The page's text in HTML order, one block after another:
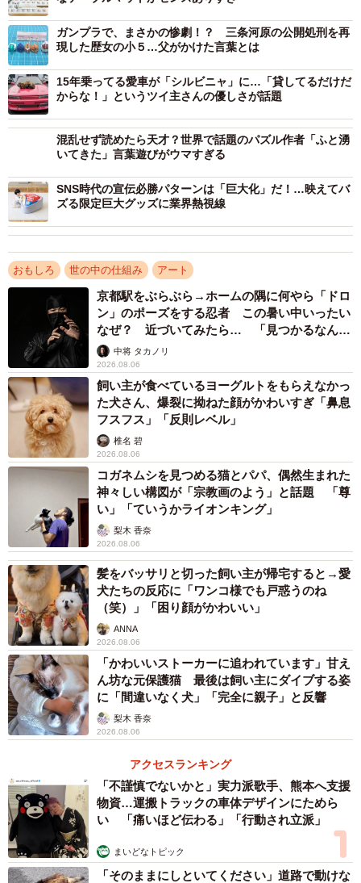
シルバニア大使さん提供
シルバニア大使さん提供
4/16
シルバニア大使さん提供
これには共感する意見でリプ欄があふれかえっていた。
「これ元職場！！笑」
「２つ前の職場がまさにこれ。1年で無事離脱できてよかっ
た」
「人材畑出身ですが、全て合ってます」
「修羅場ニアファミリー」
さらに、ブラックな求人フレーズとして「休日は職場の仲
間達とBBQ！(休日に転職活動をさせない)」「経験豊富なベ
テランが支えます！(厳しすぎて若手が殆どいない)」などと
実体験？をもとにフレーズが追加され盛り上がっていた。
ガンプラで、まさかの惨劇！？ 三条河原の公開処刑を再
現した歴女の小５…父がかけた言葉とは
15年乗ってる愛車が「シルビニャ」に…「貸してるだけだ
からな！」というツイ主さんの優しさが話題
混乱せず読めたら天才？世界で話題のパズル作者「ふと湧
いてきた」言葉遊びがウマすぎる
SNS時代の宣伝必勝パターンは「巨大化」だ！…映えてバ
ズる限定巨大グッズに業界熱視線
おもしろ 世の中の仕組み アート
京都駅をぶらぶら→ホームの隅に何やら「ドロ
ン」のポーズをする忍者 この暑い中いったい
なぜ？ 近づいてみたら… 「見つかるなんて
未熟」中将 タカノリ
2026.08.06
飼い主が食べているヨーグルトをもらえなかっ
た犬さん、爆裂に拗ねた顔がかわいすぎ「鼻息
フスフス」「反則レベル」
椎名 碧
2026.08.06
コガネムシを見つめる猫とパパ、偶然生まれた
神々しい構図が「宗教画のよう」と話題 「尊
い」「ていうかライオンキング」
梨木 香奈
2026.08.06
髪をバッサリと切った飼い主が帰宅すると→愛
犬たちの反応に「ワンコ様でも戸惑うのね
（笑）」「困り顔がかわいい」
ANNA
2026.08.06
「かわいいストーカーに追われています」甘え
ん坊な元保護猫 最後は飼い主にダイブする姿
に「間違いなく犬」「完全に親子」と反響
梨木 香奈
2026.08.06
アクセスランキング
「不謹慎でないかと」実力派歌手、熊本へ支援
物資…運搬トラックの車体デザインにためら
い 「痛いほど伝わる」「行動され立派」
まいどなトピック
「そのままにしといてください」道路で動けな